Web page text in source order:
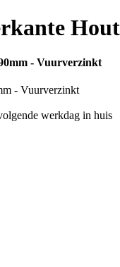
- Vuurverzinkt
- Vuurverzinkt
werkdag in huis